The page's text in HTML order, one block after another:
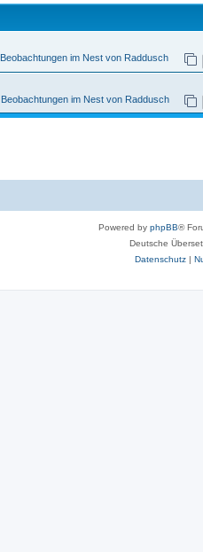
Beobachtungen im Nest von Raddusch
Beobachtungen im Nest von Raddusch
Powered by phpBB®
Deutsche
Datenschutz|